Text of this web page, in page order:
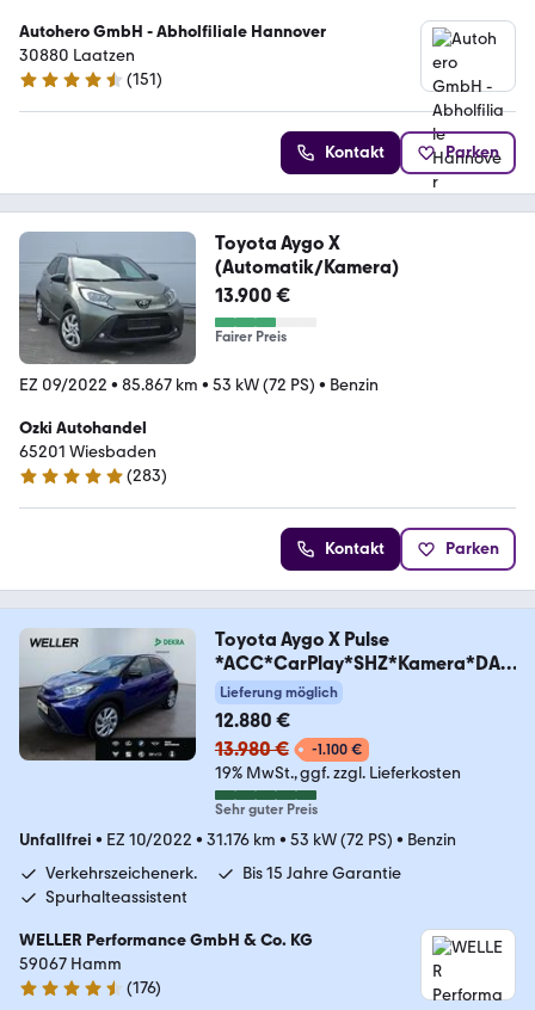
Autohero GmbH - Abholfiliale Hannover
30880 Laatzen
4.7 Sterne
(151)
Kontakt Parken
Toyota Aygo X
(Automatik/Kamera)
13.900 €
Fairer Preis
EZ 09/2022 • 85.867 km • 53 kW (72 PS) • Benzin
Ozki Autohandel
65201 Wiesbaden
4.9 Sterne
(283)
Kontakt Parken
Toyota Aygo X Pulse
*ACC*CarPlay*SHZ*Kamera*DAB
*Bi-Tone
Lieferung möglich
12.880 €
13.980 €
-1.100 €
19% MwSt. ggf. zzgl. Lieferkosten
Sehr guter Preis
Unfallfrei • EZ 10/2022 • 31.176 km • 53 kW (72 PS) • Benzin
Verkehrszeichenerk.
Bis 15 Jahre Garantie
Spurhalteassistent
WELLER Performance GmbH & Co. KG
59067 Hamm
4.6 Sterne
(176)